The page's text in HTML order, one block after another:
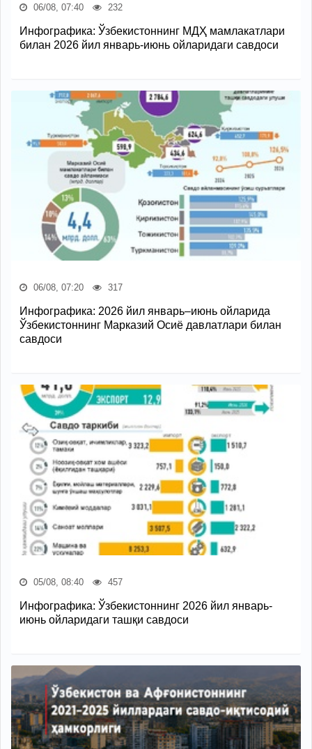
06/08, 07:40 232
Инфографика: Ўзбекистоннинг МДҲ мамлакатлари
билан 2026 йил январь-июнь ойларидаги савдоси
06/08, 07:20 317
Инфографика: 2026 йил январь–июнь ойларида
Ўзбекистоннинг Марказий Осиё давлатлари билан
савдоси
05/08, 08:40 457
Инфографика: Ўзбекистоннинг 2026 йил январь-
июнь ойларидаги ташқи савдоси